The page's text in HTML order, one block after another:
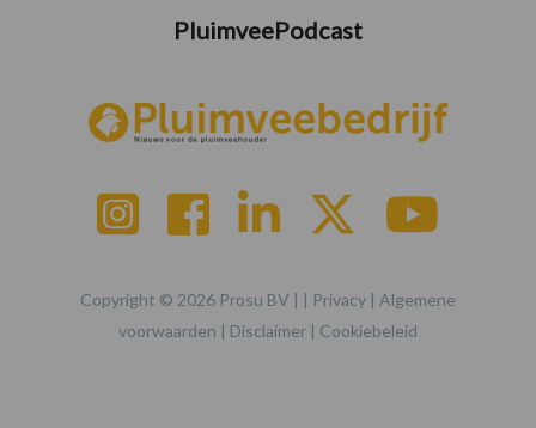
PluimveePodcast
Copyright © 2026 Prosu BV | | Privacy | Algemene
voorwaarden | Disclaimer | Cookiebeleid